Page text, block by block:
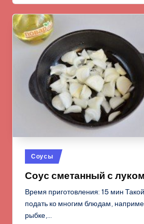
Опубликовано
в
Соусы
Соус сметанный с луком
Время приготовления: 15 мин
подать ко многим блюдам,
рыбке,…